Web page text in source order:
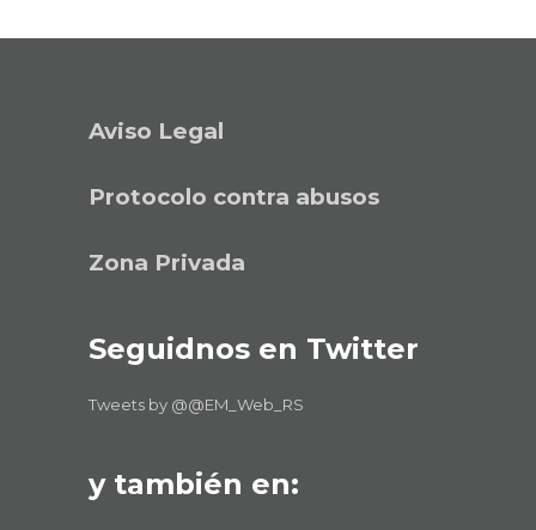
Aviso Legal
Protocolo contra abusos
Zona Privada
Seguidnos en Twitter
Tweets by @@EM_Web_RS
y también en: